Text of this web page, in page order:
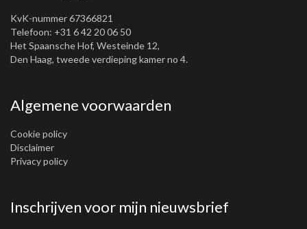
KvK-nummer 67366821
Telefoon: +31 6 42 20 06 50
Het Spaansche Hof, Westeinde 12,
Den Haag, tweede verdieping kamer no 4.
Algemene voorwaarden
Cookie policy
Disclaimer
Privacy policy
Inschrijven voor mijn nieuwsbrief